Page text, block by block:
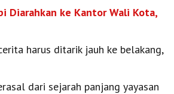
Diarahkan ke Kantor Wali Kota,
harus ditarik jauh ke belakang,
dari sejarah panjang yayasan